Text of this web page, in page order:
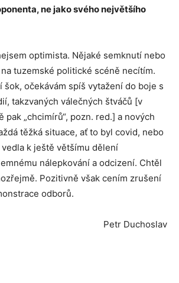
ne jako svého největšího
optimista. Nějaké semknutí nebo
tuzemské politické scéně necítím.
šok, očekávám spíš vytažení do boje s
takzvaných válečných štváčů [v
pak „chcimírů“, pozn. red.] a nových
těžká situace, ať to byl covid, nebo
k ještě většímu dělení
nálepkování a odcizení. Chtěl
Pozitivně však cením zrušení
odborů.
Petr Duchoslav